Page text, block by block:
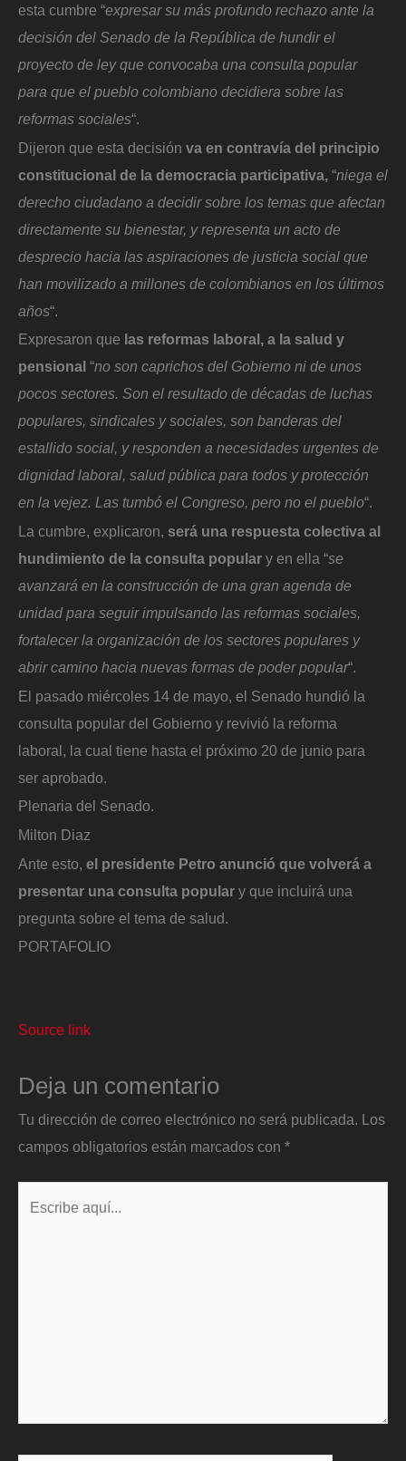
esta cumbre “expresar su más profundo rechazo ante la
decisión del Senado de la República de hundir el
proyecto de ley que convocaba una consulta popular
para que el pueblo colombiano decidiera sobre las
reformas sociales“.
Dijeron que esta decisión va en contravía del principio
constitucional de la democracia participativa, “niega el
derecho ciudadano a decidir sobre los temas que afectan
directamente su bienestar, y representa un acto de
desprecio hacia las aspiraciones de justicia social que
han movilizado a millones de colombianos en los últimos
años“.
Expresaron que las reformas laboral, a la salud y
pensional “no son caprichos del Gobierno ni de unos
pocos sectores. Son el resultado de décadas de luchas
populares, sindicales y sociales, son banderas del
estallido social, y responden a necesidades urgentes de
dignidad laboral, salud pública para todos y protección
en la vejez. Las tumbó el Congreso, pero no el pueblo“.
La cumbre, explicaron, será una respuesta colectiva al
hundimiento de la consulta popular y en ella “se
avanzará en la construcción de una gran agenda de
unidad para seguir impulsando las reformas sociales,
fortalecer la organización de los sectores populares y
abrir camino hacia nuevas formas de poder popular“.
El pasado miércoles 14 de mayo, el Senado hundió la
consulta popular del Gobierno y revivió la reforma
laboral, la cual tiene hasta el próximo 20 de junio para
ser aprobado.
Plenaria del Senado.
Milton Diaz
Ante esto, el presidente Petro anunció que volverá a
presentar una consulta popular y que incluirá una
pregunta sobre el tema de salud.
PORTAFOLIO
Source link
Deja un comentario
Tu dirección de correo electrónico no será publicada. Los
campos obligatorios están marcados con *